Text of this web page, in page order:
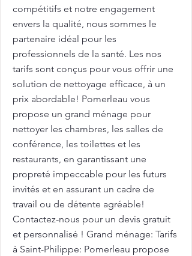
compétitifs et notre engagement
envers la qualité, nous sommes le
partenaire idéal pour les
professionnels de la santé. Les nos
tarifs sont conçus pour vous offrir une
solution de nettoyage efficace, à un
prix abordable! Pomerleau vous
propose un grand ménage pour
nettoyer les chambres, les salles de
conférence, les toilettes et les
restaurants, en garantissant une
propreté impeccable pour les futurs
invités et en assurant un cadre de
travail ou de détente agréable!
Contactez-nous pour un devis gratuit
et personnalisé ! Grand ménage: Tarifs
à Saint-Philippe: Pomerleau propose